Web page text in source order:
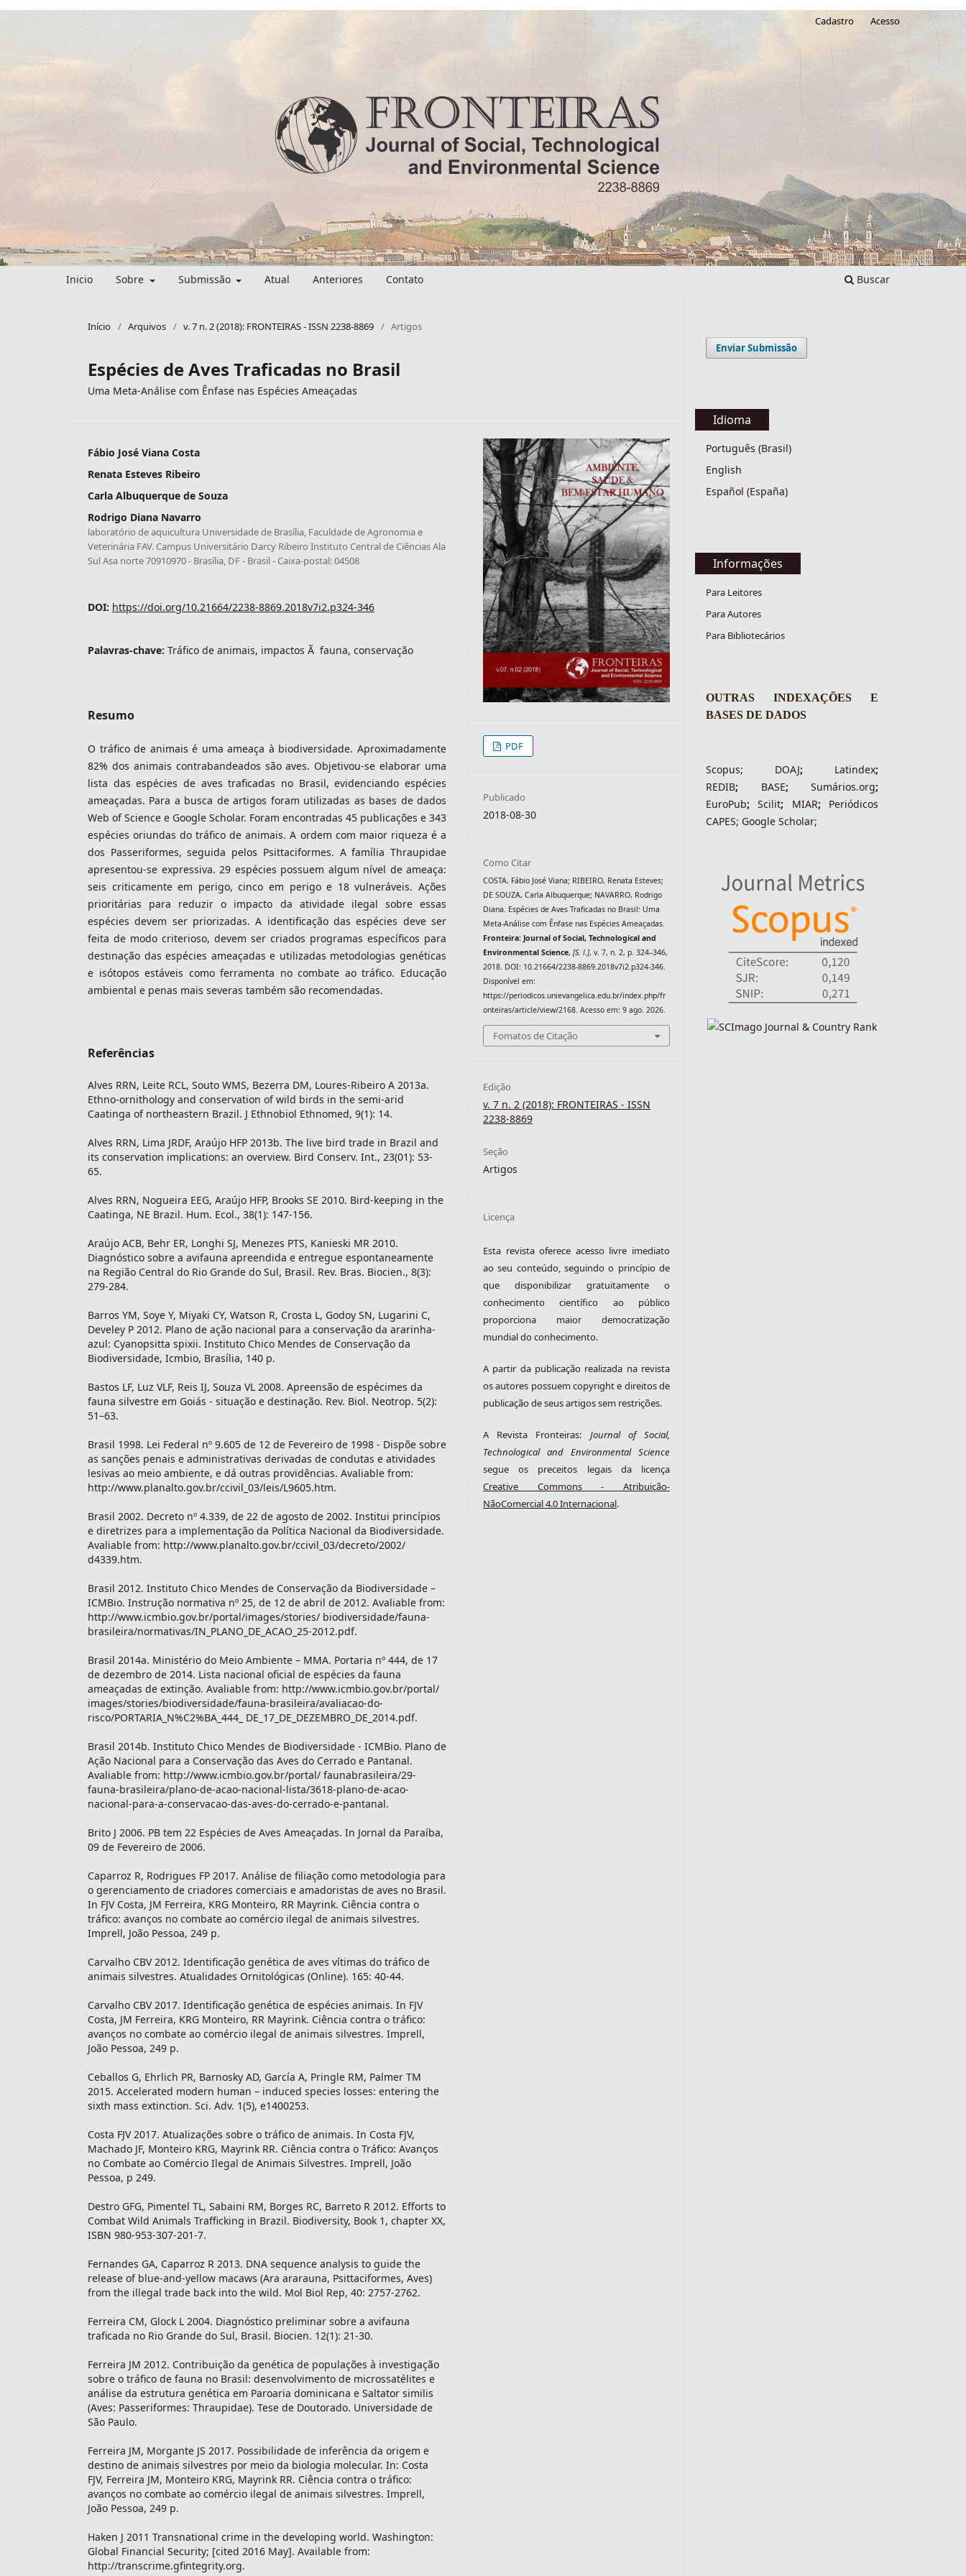
Inicio Sobre Submissão Atual Anteriores Contato Buscar
Cadastro Acesso
Início / Arquivos / v. 7 n. 2 (2018): FRONTEIRAS - ISSN 2238-8869 / Artigos
Espécies de Aves Traficadas no Brasil
Uma Meta-Análise com Ênfase nas Espécies Ameaçadas
Fábio José Viana Costa
Renata Esteves Ribeiro
Carla Albuquerque de Souza
Rodrigo Diana Navarro
laboratório de aquicultura Universidade de Brasília, Faculdade de Agronomia e
Veterinária FAV. Campus Universitário Darcy Ribeiro Instituto Central de Ciências Ala
Sul Asa norte 70910970 - Brasília, DF - Brasil - Caixa-postal: 04508
DOI: https://doi.org/10.21664/2238-8869.2018v7i2.p324-346
Palavras-chave: Tráfico de animais, impactos Ã fauna, conservação
Resumo
O tráfico de animais é uma ameaça à biodiversidade. Aproximadamente
82% dos animais contrabandeados são aves. Objetivou-se elaborar uma
lista das espécies de aves traficadas no Brasil, evidenciando espécies
ameaçadas. Para a busca de artigos foram utilizadas as bases de dados
Web of Science e Google Scholar. Foram encontradas 45 publicações e 343
espécies oriundas do tráfico de animais. A ordem com maior riqueza é a
dos Passeriformes, seguida pelos Psittaciformes. A família Thraupidae
apresentou-se expressiva. 29 espécies possuem algum nível de ameaça:
seis criticamente em perigo, cinco em perigo e 18 vulneráveis. Ações
prioritárias para reduzir o impacto da atividade ilegal sobre essas
espécies devem ser priorizadas. A identificação das espécies deve ser
feita de modo criterioso, devem ser criados programas específicos para
destinação das espécies ameaçadas e utilizadas metodologias genéticas
e isótopos estáveis como ferramenta no combate ao tráfico. Educação
ambiental e penas mais severas também são recomendadas.
Referências
Alves RRN, Leite RCL, Souto WMS, Bezerra DM, Loures-Ribeiro A 2013a.
Ethno-ornithology and conservation of wild birds in the semi-arid
Caatinga of northeastern Brazil. J Ethnobiol Ethnomed, 9(1): 14.
Alves RRN, Lima JRDF, Araújo HFP 2013b. The live bird trade in Brazil and
its conservation implications: an overview. Bird Conserv. Int., 23(01): 53-
65.
Alves RRN, Nogueira EEG, Araújo HFP, Brooks SE 2010. Bird-keeping in the
Caatinga, NE Brazil. Hum. Ecol., 38(1): 147-156.
Araújo ACB, Behr ER, Longhi SJ, Menezes PTS, Kanieski MR 2010.
Diagnóstico sobre a avifauna apreendida e entregue espontaneamente
na Região Central do Rio Grande do Sul, Brasil. Rev. Bras. Biocien., 8(3):
279-284.
Barros YM, Soye Y, Miyaki CY, Watson R, Crosta L, Godoy SN, Lugarini C,
Develey P 2012. Plano de ação nacional para a conservação da ararinha-
azul: Cyanopsitta spixii. Instituto Chico Mendes de Conservação da
Biodiversidade, Icmbio, Brasília, 140 p.
Bastos LF, Luz VLF, Reis IJ, Souza VL 2008. Apreensão de espécimes da
fauna silvestre em Goiás - situação e destinação. Rev. Biol. Neotrop. 5(2):
51–63.
Brasil 1998. Lei Federal nº 9.605 de 12 de Fevereiro de 1998 - Dispõe sobre
as sanções penais e administrativas derivadas de condutas e atividades
lesivas ao meio ambiente, e dá outras providências. Avaliable from:
http://www.planalto.gov.br/ccivil_03/leis/L9605.htm.
Brasil 2002. Decreto nº 4.339, de 22 de agosto de 2002. Institui princípios
e diretrizes para a implementação da Política Nacional da Biodiversidade.
Avaliable from: http://www.planalto.gov.br/ccivil_03/decreto/2002/
d4339.htm.
Brasil 2012. Instituto Chico Mendes de Conservação da Biodiversidade –
ICMBio. Instrução normativa nº 25, de 12 de abril de 2012. Avaliable from:
http://www.icmbio.gov.br/portal/images/stories/ biodiversidade/fauna-
brasileira/normativas/IN_PLANO_DE_ACAO_25-2012.pdf.
Brasil 2014a. Ministério do Meio Ambiente – MMA. Portaria nº 444, de 17
de dezembro de 2014. Lista nacional oficial de espécies da fauna
ameaçadas de extinção. Avaliable from: http://www.icmbio.gov.br/portal/
images/stories/biodiversidade/fauna-brasileira/avaliacao-do-
risco/PORTARIA_N%C2%BA_444_ DE_17_DE_DEZEMBRO_DE_2014.pdf.
Brasil 2014b. Instituto Chico Mendes de Biodiversidade - ICMBio. Plano de
Ação Nacional para a Conservação das Aves do Cerrado e Pantanal.
Avaliable from: http://www.icmbio.gov.br/portal/ faunabrasileira/29-
fauna-brasileira/plano-de-acao-nacional-lista/3618-plano-de-acao-
nacional-para-a-conservacao-das-aves-do-cerrado-e-pantanal.
Brito J 2006. PB tem 22 Espécies de Aves Ameaçadas. In Jornal da Paraíba,
09 de Fevereiro de 2006.
Caparroz R, Rodrigues FP 2017. Análise de filiação como metodologia para
o gerenciamento de criadores comerciais e amadoristas de aves no Brasil.
In FJV Costa, JM Ferreira, KRG Monteiro, RR Mayrink. Ciência contra o
tráfico: avanços no combate ao comércio ilegal de animais silvestres.
Imprell, João Pessoa, 249 p.
Carvalho CBV 2012. Identificação genética de aves vítimas do tráfico de
animais silvestres. Atualidades Ornitológicas (Online). 165: 40-44.
Carvalho CBV 2017. Identificação genética de espécies animais. In FJV
Costa, JM Ferreira, KRG Monteiro, RR Mayrink. Ciência contra o tráfico:
avanços no combate ao comércio ilegal de animais silvestres. Imprell,
João Pessoa, 249 p.
Ceballos G, Ehrlich PR, Barnosky AD, García A, Pringle RM, Palmer TM
2015. Accelerated modern human – induced species losses: entering the
sixth mass extinction. Sci. Adv. 1(5), e1400253.
Costa FJV 2017. Atualizações sobre o tráfico de animais. In Costa FJV,
Machado JF, Monteiro KRG, Mayrink RR. Ciência contra o Tráfico: Avanços
no Combate ao Comércio Ilegal de Animais Silvestres. Imprell, João
Pessoa, p 249.
Destro GFG, Pimentel TL, Sabaini RM, Borges RC, Barreto R 2012. Efforts to
Combat Wild Animals Trafficking in Brazil. Biodiversity, Book 1, chapter XX,
ISBN 980-953-307-201-7.
Fernandes GA, Caparroz R 2013. DNA sequence analysis to guide the
release of blue-and-yellow macaws (Ara ararauna, Psittaciformes, Aves)
from the illegal trade back into the wild. Mol Biol Rep, 40: 2757-2762.
Ferreira CM, Glock L 2004. Diagnóstico preliminar sobre a avifauna
traficada no Rio Grande do Sul, Brasil. Biocien. 12(1): 21-30.
Ferreira JM 2012. Contribuição da genética de populações à investigação
sobre o tráfico de fauna no Brasil: desenvolvimento de microssatélites e
análise da estrutura genética em Paroaria dominicana e Saltator similis
(Aves: Passeriformes: Thraupidae). Tese de Doutorado. Universidade de
São Paulo.
Ferreira JM, Morgante JS 2017. Possibilidade de inferência da origem e
destino de animais silvestres por meio da biologia molecular. In: Costa
FJV, Ferreira JM, Monteiro KRG, Mayrink RR. Ciência contra o tráfico:
avanços no combate ao comércio ilegal de animais silvestres. Imprell,
João Pessoa, 249 p.
Haken J 2011 Transnational crime in the developing world. Washington:
Global Financial Security; [cited 2016 May]. Available from:
http://transcrime.gfintegrity.org.
PDF
Publicado
2018-08-30
Como Citar
COSTA, Fábio José Viana; RIBEIRO, Renata Esteves;
DE SOUZA, Carla Albuquerque; NAVARRO, Rodrigo
Diana. Espécies de Aves Traficadas no Brasil: Uma
Meta-Análise com Ênfase nas Espécies Ameaçadas.
Fronteira: Journal of Social, Technological and
Environmental Science,[S. l.], v. 7, n. 2, p. 324–346,
2018. DOI: 10.21664/2238-8869.2018v7i2.p324-346.
Disponível em:
https://periodicos.unievangelica.edu.br/index.php/fr
onteiras/article/view/2168. Acesso em: 9 ago. 2026.
Fomatos de Citação
Edição
v. 7 n. 2 (2018): FRONTEIRAS - ISSN
2238-8869
Seção
Artigos
Licença
Esta revista oferece acesso livre imediato
ao seu conteúdo, seguindo o princípio de
que disponibilizar gratuitamente o
conhecimento científico ao público
proporciona maior democratização
mundial do conhecimento.
A partir da publicação realizada na revista
os autores possuem copyright e direitos de
publicação de seus artigos sem restrições.
A Revista Fronteiras: Journal of Social,
Technological and Environmental Science
segue os preceitos legais da licença
Creative Commons - Atribuição-
NãoComercial 4.0 Internacional.
Enviar Submissão
Idioma
Português (Brasil)
English
Español (España)
Informações
Para Leitores
Para Autores
Para Bibliotecários
indexacoes-fronteiras
OUTRAS INDEXAÇÕES E
BASES DE DADOS
Scopus; DOAJ; Latindex;
REDIB; BASE; Sumários.org;
EuroPub; Scilit; MIAR; Periódicos
CAPES; Google Scholar;
indexadores-fronteiras